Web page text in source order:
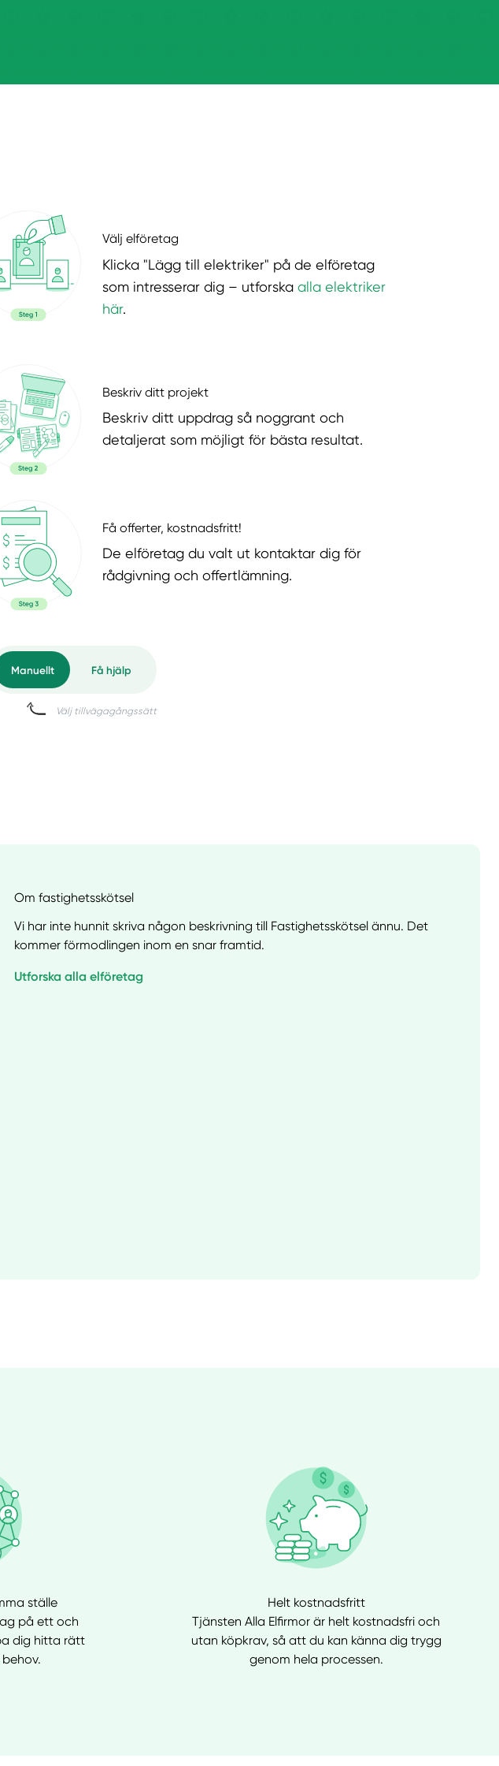
Välj elföretag
Klicka "Lägg till elektriker" på de elföretag
som intresserar dig – utforska alla elektriker
här.
Beskriv ditt projekt
Beskriv ditt uppdrag så noggrant och
detaljerat som möjligt för bästa resultat.
Få offerter, kostnadsfritt!
De elföretag du valt ut kontaktar dig för
rådgivning och offertlämning.
Manuellt
Om fastighetsskötsel
Vi har inte hunnit skriva någon beskrivning till Fastighetsskötsel ännu. Det
kommer förmodlingen inom en snar framtid.
Utforska alla elföretag
ställe
på ett och
dig hitta rätt
Helt kostnadsfritt
Tjänsten Alla Elfirmor är helt kostnadsfri och
utan köpkrav, så att du kan känna dig trygg
genom hela processen.